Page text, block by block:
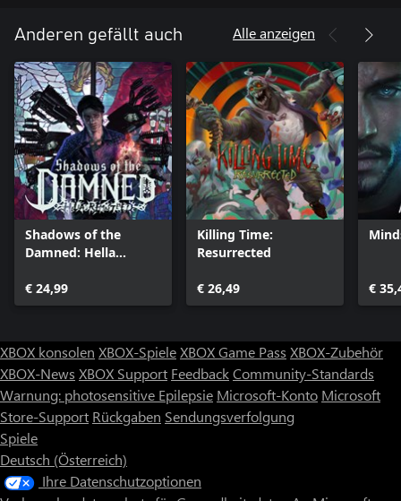
Anderen gefällt auch Alle anzeigen
Shadows of the
Damned: Hella
€ 24,99
Killing Time:
Resurrected
€ 26,49 €
XBOX konsolen XBOX-SpieleXBOX Game Pass XBOX-Zubehör
XBOX-News XBOX Support FeedbackCommunity-Standards
Warnung: photosensitive Epilepsie Microsoft-Konto Microsoft
Store-Support Rückgaben Sendungsverfolgung
Spiele
Deutsch (Österreich)
Ihre Datenschutzoptionen